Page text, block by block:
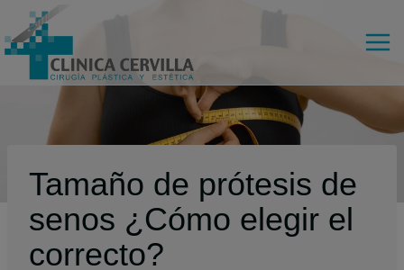
Saltar
contenido
Tamaño de prótesis de
senos ¿Cómo elegir el
correcto?